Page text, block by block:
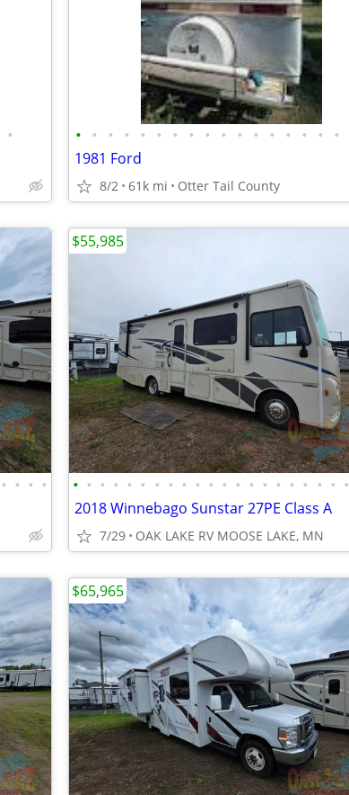
• • • • • • • • • • • • • • • • • •
1981 Ford
8/2 61k mi Otter Tail County
• • • • • • • • • • • • • • • • • • • • • • • • •
2018 Winnebago Sunstar 27PE Class A
7/29 OAK LAKE RV MOOSE LAKE, MN
$55,985
$65,965